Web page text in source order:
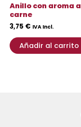
Anillo con aroma a
carne
3,75 € IVA Incl.
Añadir al carrito